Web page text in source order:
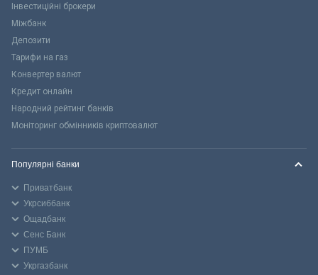
Інвестиційні брокери
Міжбанк
Депозити
Тарифи на газ
Конвертер валют
Кредит онлайн
Народний рейтинг банків
Моніторинг обмінників криптовалют
Популярні банки
Приватбанк
Укрсиббанк
Ощадбанк
Сенс Банк
ПУМБ
Укргазбанк